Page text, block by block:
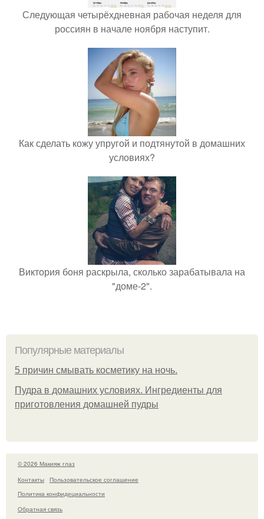
Следующая четырёхдневная рабочая неделя для
россиян в начале ноября наступит.
Как сделать кожу упругой и подтянутой в домашних
условиях?
Виктория боня раскрыла, сколько зарабатывала на
"доме-2".
Популярные материалы
5 причин смывать косметику на ночь.
Пудра в домашних условиях. Ингредиенты для
приготовления домашней пудры
© 2026 Макияж глаз
Контакты
Пользовательское соглашение
Политика конфидециальности
Обратная связь